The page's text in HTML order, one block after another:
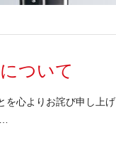
ついて
を心よりお詫び申し上げ